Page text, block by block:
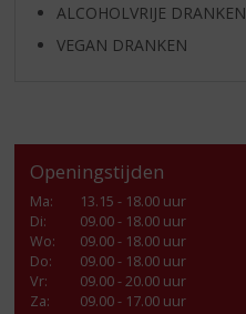
ALCOHOLVRIJE DRANKEN
VEGAN DRANKEN
Openingstijden
Ma:
13.15 - 18.00 uur
Di:
09.00 - 18.00 uur
Wo:
09.00 - 18.00 uur
Do:
09.00 - 18.00 uur
Vr:
09.00 - 20.00 uur
Za:
09.00 - 17.00 uur